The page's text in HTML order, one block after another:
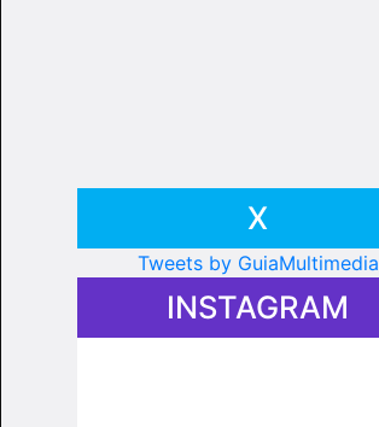
X
Tweets by GuiaMultimedia
INSTAGRAM